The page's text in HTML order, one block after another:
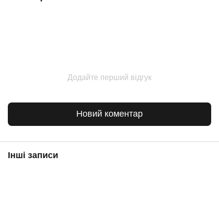
Додайте перший відгук
Новий коментар
Інші записи